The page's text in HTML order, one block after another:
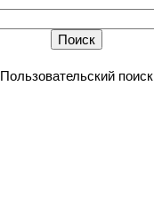
Пользовательский поиск